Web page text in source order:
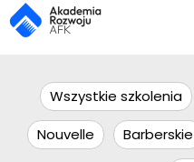
Wszystkie szkolenia
Nouvelle
Barberskie